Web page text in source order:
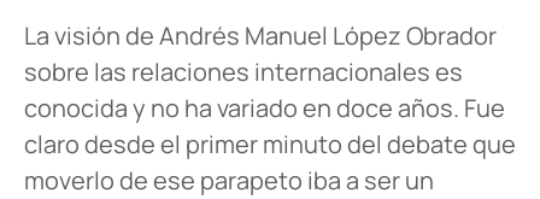
La visión de Andrés Manuel López Obrador
sobre las relaciones internacionales es
conocida y no ha variado en doce años. Fue
claro desde el primer minuto del debate que
moverlo de ese parapeto iba a ser un